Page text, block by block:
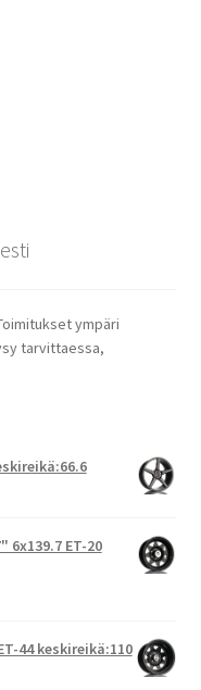
ympäri
tarvittaessa,
6x139.7 ET-20
44 keskireikä:110